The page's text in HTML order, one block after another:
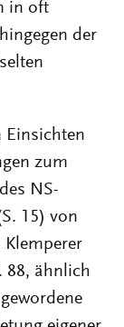
in oft
der
Einsichten
zum
NS-
15) von
Klemperer
88, ähnlich